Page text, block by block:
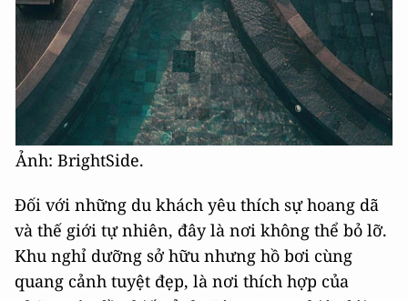
Ảnh: BrightSide.
Đối với những du khách yêu thích sự hoang dã
và thế giới tự nhiên, đây là nơi không thể bỏ lỡ.
Khu nghỉ dưỡng sở hữu nhưng hồ bơi cùng
quang cảnh tuyệt đẹp, là nơi thích hợp của